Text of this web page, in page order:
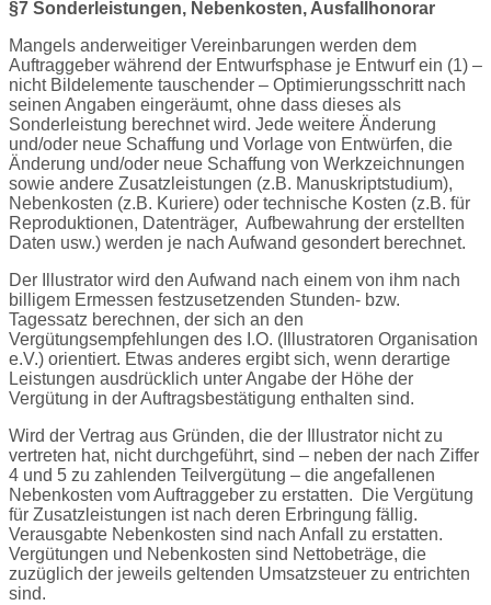
§7 Sonderleistungen, Nebenkosten, Ausfallhonorar
Mangels anderweitiger Vereinbarungen werden dem
Auftraggeber während der Entwurfsphase je Entwurf ein (1) –
nicht Bildelemente tauschender – Optimierungsschritt nach
seinen Angaben eingeräumt, ohne dass dieses als
Sonderleistung berechnet wird. Jede weitere Änderung
und/oder neue Schaffung und Vorlage von Entwürfen, die
Änderung und/oder neue Schaffung von Werkzeichnungen
sowie andere Zusatzleistungen (z.B. Manuskriptstudium),
Nebenkosten (z.B. Kuriere) oder technische Kosten (z.B. für
Reproduktionen, Datenträger, Aufbewahrung der erstellten
Daten usw.) werden je nach Aufwand gesondert berechnet.
Der Illustrator wird den Aufwand nach einem von ihm nach
billigem Ermessen festzusetzenden Stunden- bzw.
Tagessatz berechnen, der sich an den
Vergütungsempfehlungen des I.O. (Illustratoren Organisation
e.V.) orientiert. Etwas anderes ergibt sich, wenn derartige
Leistungen ausdrücklich unter Angabe der Höhe der
Vergütung in der Auftragsbestätigung enthalten sind.
Wird der Vertrag aus Gründen, die der Illustrator nicht zu
vertreten hat, nicht durchgeführt, sind – neben der nach Ziffer
4 und 5 zu zahlenden Teilvergütung – die angefallenen
Nebenkosten vom Auftraggeber zu erstatten.
Die Vergütung
für Zusatzleistungen ist nach deren Erbringung fällig.
Verausgabte Nebenkosten sind nach Anfall zu erstatten.
Vergütungen und Nebenkosten sind Nettobeträge, die
zuzüglich der jeweils geltenden Umsatzsteuer zu entrichten
sind.